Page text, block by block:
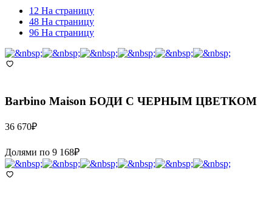
12 На страницу
48 На страницу
96 На страницу
Barbino Maison БОДИ С ЧЕРНЫМ ЦВЕТКОМ
36 670₽
Долями по 9 168₽